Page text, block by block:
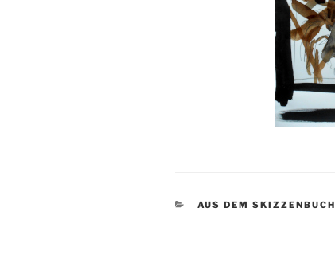
KATEGORIEN
AUS DEM SKIZZENBUCH